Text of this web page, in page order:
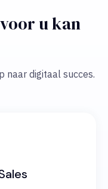
u kan
naar digitaal succes.